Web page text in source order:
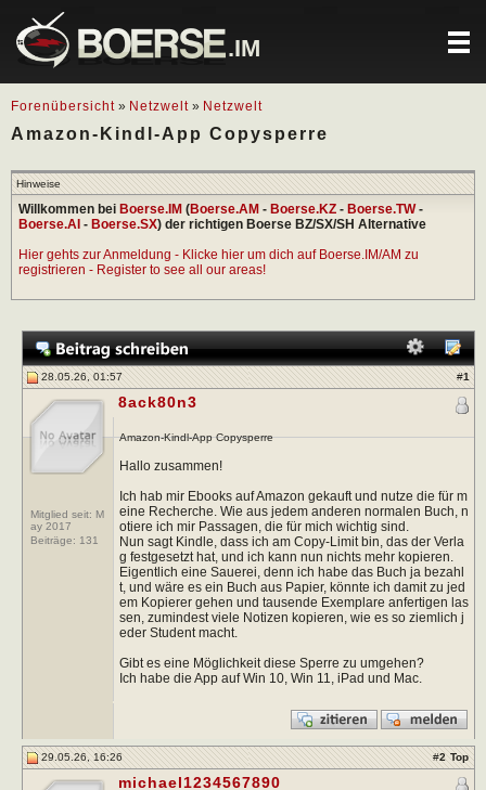
.IM
Forenübersicht » Netzwelt » Netzwelt
Amazon-Kindl-App Copysperre
Hinweise
Willkommen bei Boerse.IM (Boerse.AM - Boerse.KZ - Boerse.TW-
Boerse.AI - Boerse.SX) der richtigen Boerse BZ/SX/SH Alternative
Hier gehts zur Anmeldung - Klicke hier um dich auf Boerse.IM/AM zu
registrieren - Register to see all our areas!
28.05.26, 01:57 #1
Mitglied seit: M
ay 2017
Beiträge: 131
8ack80n3
Amazon-Kindl-App Copysperre
Hallo zusammen!
Ich hab mir Ebooks auf Amazon gekauft und nutze die für m
eine Recherche. Wie aus jedem anderen normalen Buch, n
otiere ich mir Passagen, die für mich wichtig sind.
Nun sagt Kindle, dass ich am Copy-Limit bin, das der Verla
g festgesetzt hat, und ich kann nun nichts mehr kopieren.
Eigentlich eine Sauerei, denn ich habe das Buch ja bezahl
t, und wäre es ein Buch aus Papier, könnte ich damit zu jed
em Kopierer gehen und tausende Exemplare anfertigen las
sen, zumindest viele Notizen kopieren, wie es so ziemlich j
eder Student macht.
Gibt es eine Möglichkeit diese Sperre zu umgehen?
Ich habe die App auf Win 10, Win 11, iPad und Mac.
29.05.26, 16:26 #2 Top
michael1234567890